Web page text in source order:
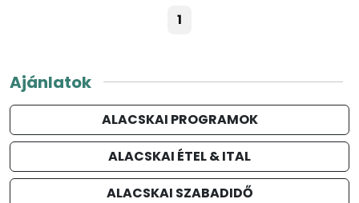
1
Ajánlatok
ALACSKAI PROGRAMOK
ALACSKAI ÉTEL & ITAL
ALACSKAI SZABADIDŐ